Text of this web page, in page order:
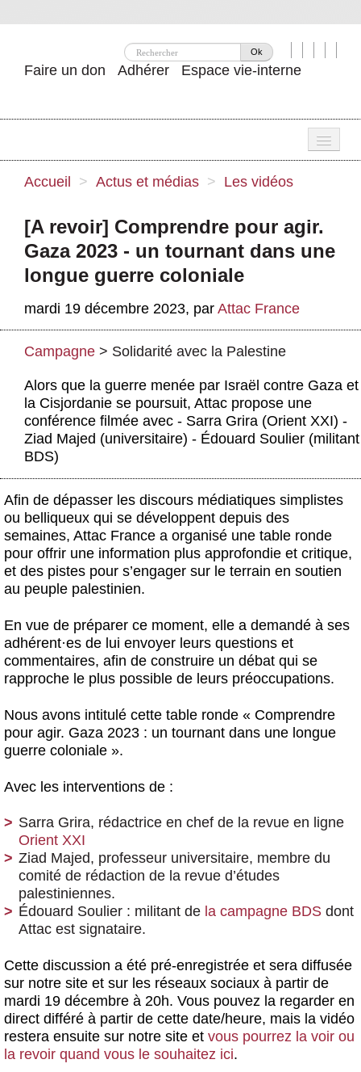
Ok
Faire un don Adhérer Espace vie-interne
Nos idées
Se mobiliser
Publications
Boutique
Accueil > Actus et médias > Les vidéos
[A revoir] Comprendre pour agir.
Gaza 2023 - un tournant dans une
longue guerre coloniale
mardi 19 décembre 2023, par Attac France
Campagne > Solidarité avec la Palestine
Alors que la guerre menée par Israël contre Gaza et
la Cisjordanie se poursuit, Attac propose une
conférence filmée avec - Sarra Grira (Orient XXI) -
Ziad Majed (universitaire) - Édouard Soulier (militant
BDS)
Afin de dépasser les discours médiatiques simplistes
ou belliqueux qui se développent depuis des
semaines, Attac France a organisé une table ronde
pour offrir une information plus approfondie et critique,
et des pistes pour s’engager sur le terrain en soutien
au peuple palestinien.
En vue de préparer ce moment, elle a demandé à ses
adhérent·es de lui envoyer leurs questions et
commentaires, afin de construire un débat qui se
rapproche le plus possible de leurs préoccupations.
Nous avons intitulé cette table ronde « Comprendre
pour agir. Gaza 2023 : un tournant dans une longue
guerre coloniale ».
Avec les interventions de :
Sarra Grira, rédactrice en chef de la revue en ligne
Orient XXI
Ziad Majed, professeur universitaire, membre du
comité de rédaction de la revue d’études
palestiniennes.
Édouard Soulier : militant de la campagne BDS dont
Attac est signataire.
Cette discussion a été pré-enregistrée et sera diffusée
sur notre site et sur les réseaux sociaux à partir de
mardi 19 décembre à 20h. Vous pouvez la regarder en
direct différé à partir de cette date/heure, mais la vidéo
restera ensuite sur notre site et vous pourrez la voir ou
la revoir quand vous le souhaitez ici.